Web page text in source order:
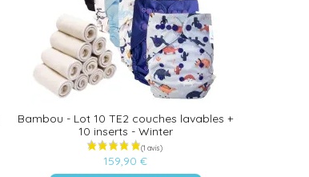
Bambou - Lot 10 TE2 couches lavables +
10 inserts - Winter
159,90 €